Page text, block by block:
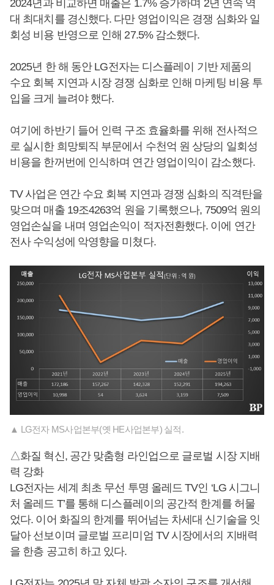
2024년과 비교하면 매출은 1.7% 증가하며 2년 연속 역
대 최대치를 경신했다. 다만 영업이익은 경쟁 심화와 일
회성 비용 반영으로 인해 27.5% 감소했다.
2025년 한 해 동안 LG전자는 디스플레이 기반 제품의
수요 회복 지연과 시장 경쟁 심화로 인해 마케팅 비용 투
입을 크게 늘려야 했다.
여기에 하반기 들어 인력 구조 효율화를 위해 전사적으
로 실시한 희망퇴직 부문에서 수천억 원 상당의 일회성
비용을 한꺼번에 인식하며 연간 영업이익이 감소했다.
TV 사업은 연간 수요 회복 지연과 경쟁 심화의 직격탄을
맞으며 매출 19조4263억 원을 기록했으나, 7509억 원의
영업손실을 내며 영업손익이 적자전환했다. 이에 연간
전사 수익성에 악영향을 미쳤다.
▲ LG전자 MS사업본부(옛 HE사업본부) 실적.
△화질 혁신, 공간 맞춤형 라인업으로 글로벌 시장 지배
력 강화
LG전자는 세계 최초 무선 투명 올레드 TV인 ‘LG 시그니
처 올레드 T’를 통해 디스플레이의 공간적 한계를 허물
었다. 이어 화질의 한계를 뛰어넘는 차세대 신기술을 잇
달아 선보이며 글로벌 프리미엄 TV 시장에서의 지배력
을 한층 공고히 하고 있다.